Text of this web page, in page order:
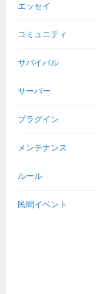
エッセイ
コミュニティ
サバイバル
サーバー
プラグイン
メンテナンス
ルール
民間イベント